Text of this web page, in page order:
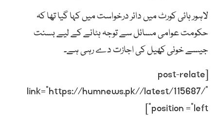
لاہور ہائی کورٹ میں دائر درخواست میں کہا گیا تھا کہ
حکومت عوامی مسائل سے توجہ ہٹانے کے لیے بسنت
جیسے خونی کھیل کی اجازت دے رہی ہے۔
[post-relate
link=”https://humnews.pk//latest/115687/”
position =”left”]